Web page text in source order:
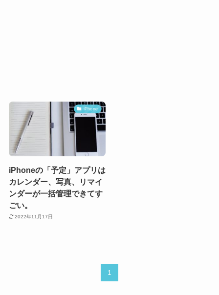
iPhone
iPhoneの「予定」アプリは
カレンダー、写真、リマイ
ンダーが一括管理できてす
ごい。
2022年11月17日
1